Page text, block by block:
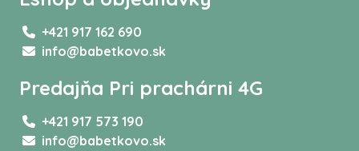
+421 917 162 690
info@babetkovo.sk
Predajňa Pri prachárni 4G
+421 917 573 190
info@babetkovo.sk